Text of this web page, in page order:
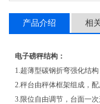
产品介绍 相
电子磅秤结构：
1.超薄型碳钢折弯强化结构
2.秤台由秤体框架组成，
3.限位自由调节，台面一